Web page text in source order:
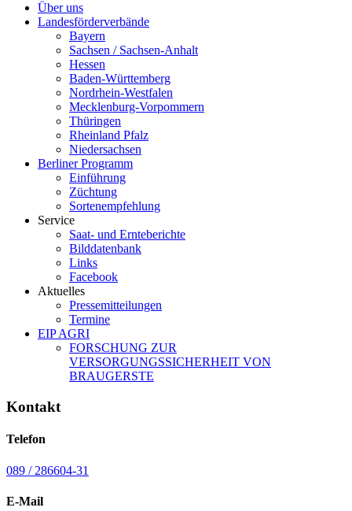
Über uns
Landesförderverbände
Bayern
Sachsen / Sachsen-Anhalt
Hessen
Baden-Württemberg
Nordrhein-Westfalen
Mecklenburg-Vorpommern
Thüringen
Rheinland Pfalz
Niedersachsen
Berliner Programm
Einführung
Züchtung
Sortenempfehlung
Service
Saat- und Ernteberichte
Bilddatenbank
Links
Facebook
Aktuelles
Pressemitteilungen
Termine
EIP AGRI
FORSCHUNG ZUR
VERSORGUNGSSICHERHEIT VON
BRAUGERSTE
Kontakt
Telefon
089 / 286604-31
E-Mail